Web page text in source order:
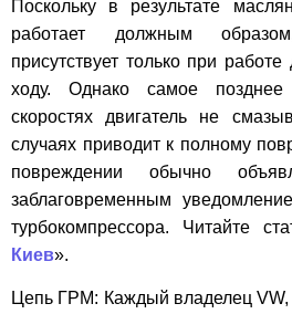
Поскольку в результате
работает должным
присутствует только при
ходу. Однако самое
скоростях двигатель не
случаях приводит к полному
повреждении обычно
заблаговременным
турбокомпрессора. Читайте
Киев».
Цепь ГРМ: Каждый владелец